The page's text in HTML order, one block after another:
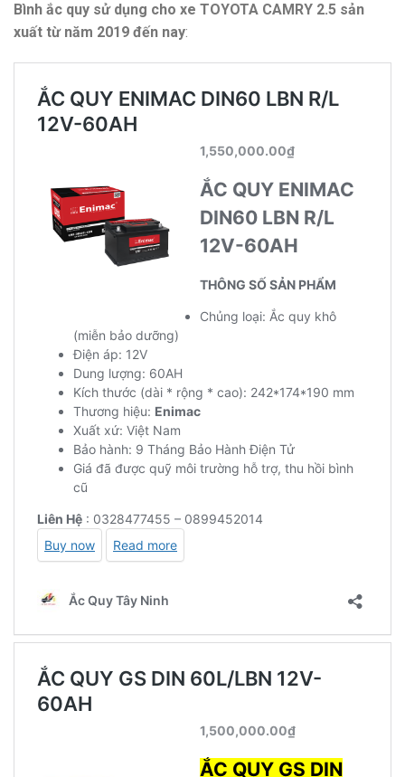
Bình ắc quy sử dụng cho xe TOYOTA CAMRY 2.5 sản
xuất từ năm 2019 đến nay: